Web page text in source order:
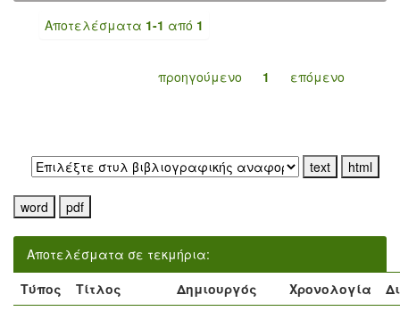
Αποτελέσματα 1-1 από 1
προηγούμενο 1 επόμενο
Αποτελέσματα σε τεκμήρια:
Τύπος
Τίτλος Δημιουργός Χρονολογία